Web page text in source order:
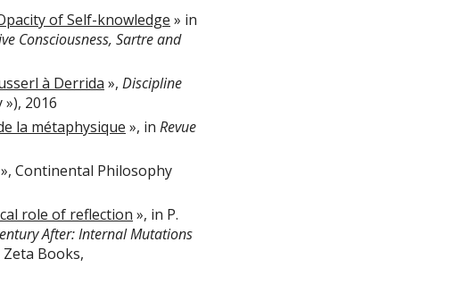
of Self-knowledge » in
Consciousness, Sartre and
à Derrida », Discipline
2016
la métaphysique », in Revue
», Continental Philosophy
role of reflection », in P.
After: Internal Mutations
Zeta Books,